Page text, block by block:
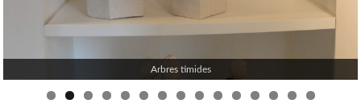
Arbres timides